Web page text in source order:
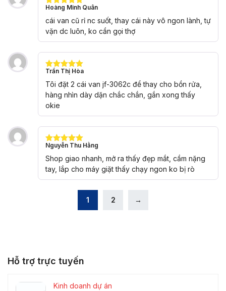
Được xếp
hạng
sao
Hoàng Minh Quân
cái van cũ rỉ nc suốt, thay cái này vô ngon lành, tự
vặn dc luôn, ko cần gọi thợ
Được xếp
hạng55
sao
Trần Thị Hòa
Tôi đặt 2 cái van jf-3062c để thay cho bồn rửa,
hàng nhìn dày dặn chắc chắn, gắn xong thấy
okie
Được xếp
hạng
5
sao
Nguyễn Thu Hằng
Shop giao nhanh, mở ra thấy đẹp mắt, cầm nặng
tay, lắp cho máy giặt thấy chạy ngon ko bị rò
1 2 →
Hỗ trợ trực tuyến
Kinh doanh dự án